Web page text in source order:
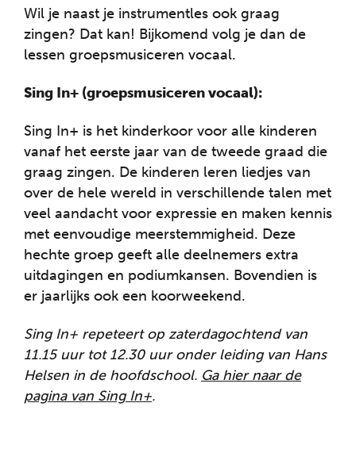
Wil je naast je instrumentles ook graag
zingen? Dat kan! Bijkomend volg je dan de
lessen groepsmusiceren vocaal.
Sing In+ (groepsmusiceren vocaal):
Sing In+ is het kinderkoor voor alle kinderen
vanaf het eerste jaar van de tweede graad die
graag zingen. De kinderen leren liedjes van
over de hele wereld in verschillende talen met
veel aandacht voor expressie en maken kennis
met eenvoudige meerstemmigheid. Deze
hechte groep geeft alle deelnemers extra
uitdagingen en podiumkansen. Bovendien is
er jaarlijks ook een koorweekend.
Sing In+ repeteert op zaterdagochtend van
11.15 uur tot 12.30 uur onder leiding van Hans
Helsen in de hoofdschool. Ga hier naar de
pagina van Sing In+.